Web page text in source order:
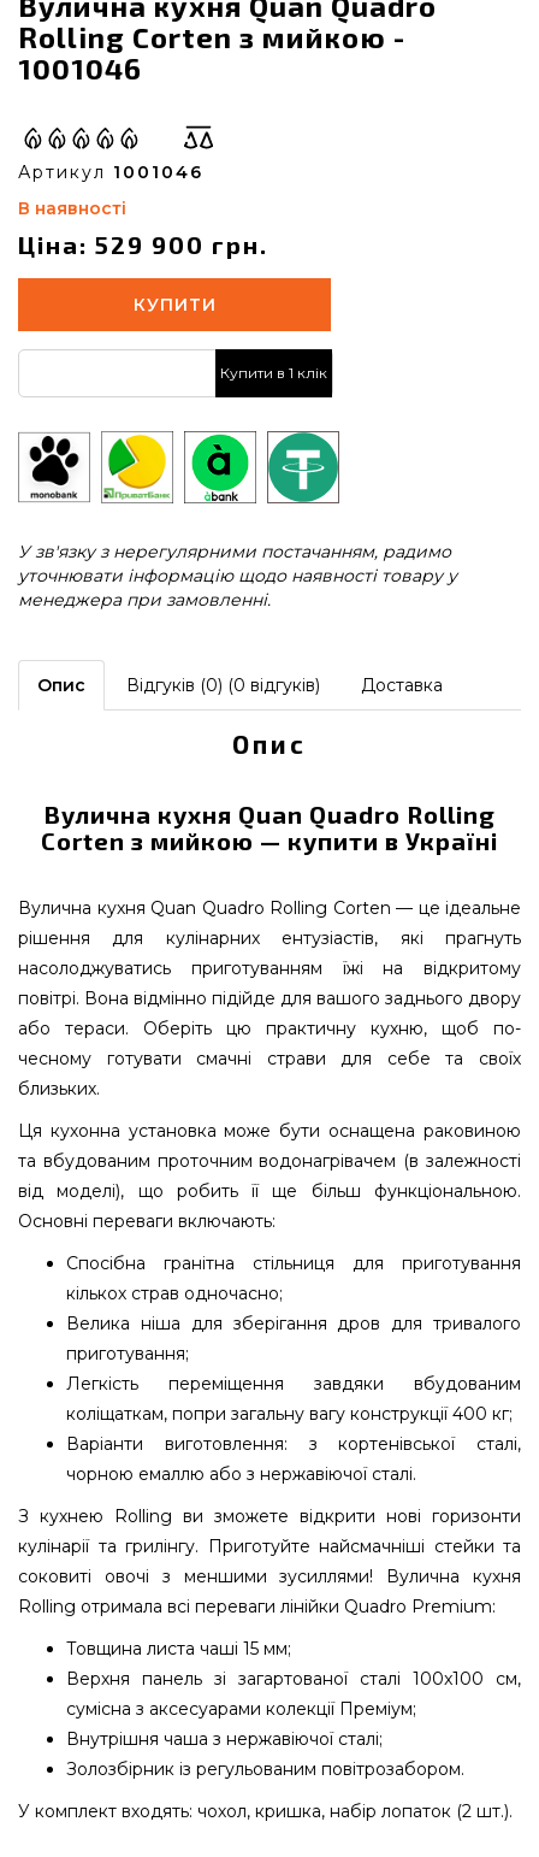
Rolling Corten з мийкою -
1001046
Артикул 1001046
В наявності
Ціна: 529 900 грн.
КУПИТИ
Купити в 1 клік
У зв'язку з нерегулярними постачанням, радимо
уточнювати інформацію щодо наявності товару у
менеджера при замовленні.
Опис Відгуків (0) (0 відгуків) Доставка
Опис
Вулична кухня Quan Quadro Rolling
Corten з мийкою — купити в Україні
Вулична кухня Quan Quadro Rolling Corten — це ідеальне
рішення для кулінарних ентузіастів, які прагнуть
насолоджуватись приготуванням їжі на відкритому
повітрі. Вона відмінно підійде для вашого заднього двору
або тераси. Оберіть цю практичну кухню, щоб по-
чесному готувати смачні страви для себе та своїх
близьких.
Ця кухонна установка може бути оснащена раковиною
та вбудованим проточним водонагрівачем (в залежності
від моделі), що робить її ще більш функціональною.
Основні переваги включають:
Спосібна гранітна стільниця для приготування
кількох страв одночасно;
Велика ніша для зберігання дров для тривалого
приготування;
Легкість переміщення завдяки вбудованим
коліщаткам, попри загальну вагу конструкції 400 кг;
Варіанти виготовлення: з кортенівської сталі,
чорною емаллю або з нержавіючої сталі.
З кухнею Rolling ви зможете відкрити нові горизонти
кулінарії та грилінгу. Приготуйте найсмачніші стейки та
соковиті овочі з меншими зусиллями! Вулична кухня
Rolling отримала всі переваги лінійки Quadro Premium:
Товщина листа чаші 15 мм;
Верхня панель зі загартованої сталі 100x100 см,
сумісна з аксесуарами колекції Преміум;
Внутрішня чаша з нержавіючої сталі;
Золозбірник із регульованим повітрозабором.
У комплект входять: чохол, кришка, набір лопаток (2 шт.).